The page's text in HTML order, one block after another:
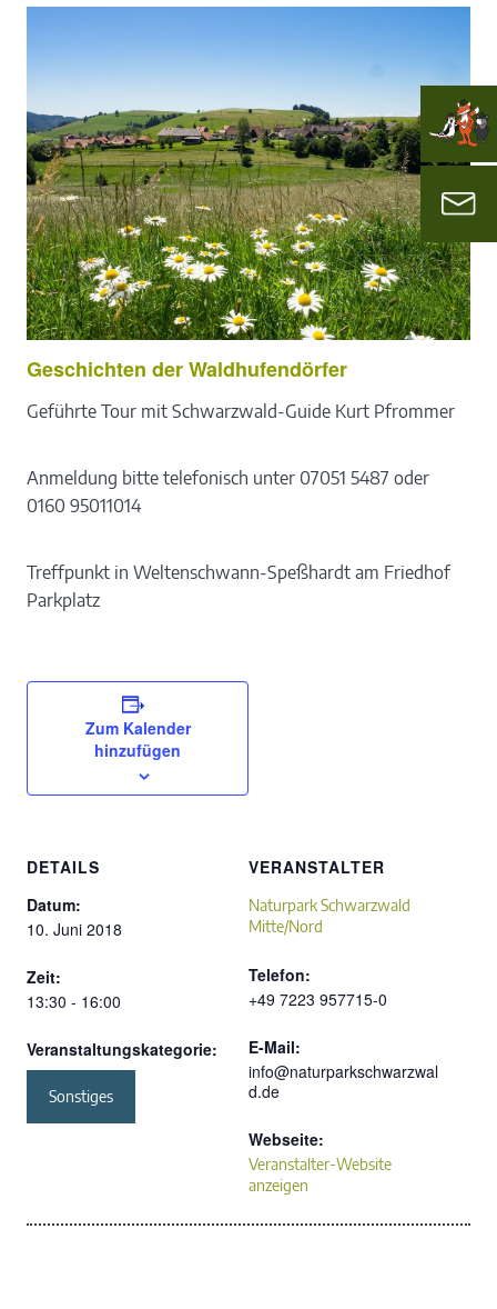
Geschichten der Waldhufendörfer
Geführte Tour mit Schwarzwald-Guide Kurt Pfrommer
Anmeldung bitte telefonisch unter 07051 5487 oder
0160 95011014
Treffpunkt in Weltenschwann-Speßhardt am Friedhof
Parkplatz
Zum Kalender
hinzufügen
DETAILS
Datum:
10. Juni 2018
Zeit:
13:30 - 16:00
Veranstaltungskategorie:
Sonstiges
VERANSTALTER
Naturpark Schwarzwald
Mitte/Nord
Telefon:
+49 7223 957715-0
E-Mail:
info@naturparkschwarzwal
d.de
Webseite:
Veranstalter-Website
anzeigen